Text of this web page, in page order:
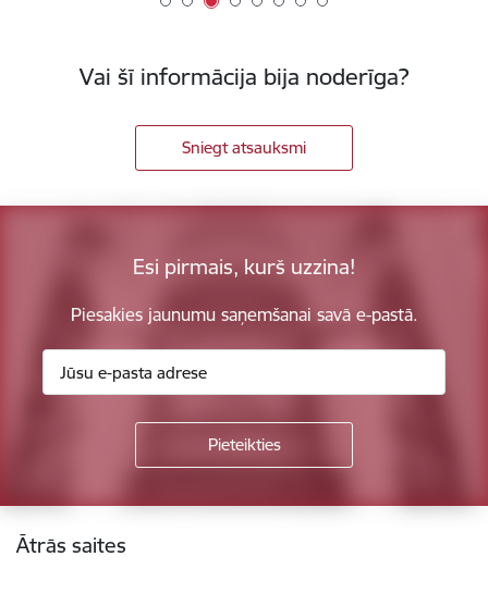
Vai šī informācija bija noderīga?
Sniegt atsauksmi
Esi pirmais, kurš uzzina!
Piesakies jaunumu saņemšanai savā e-pastā.
Kājene
Ātrās saites